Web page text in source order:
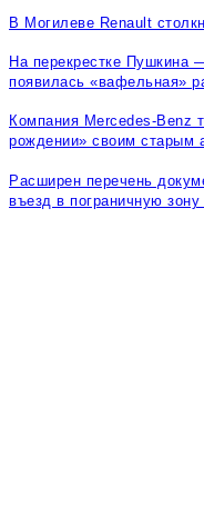
В Могилеве Renault
На перекрестке Пушкина
появилась «вафельная»
Компания Mercedes-Benz
рождении» своим старым
Расширен перечень
въезд в пограничную